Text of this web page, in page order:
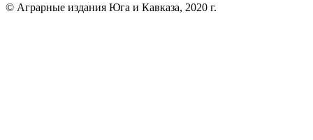
© Аграрные издания Юга и Кавказа, 2020 г.